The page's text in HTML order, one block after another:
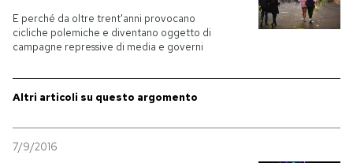
AREA PERSONALE
Entra
E perché da oltre trent'anni provocano
cicliche polemiche e diventano oggetto di
campagne repressive di media e governi
Altri articoli su questo argomento
7/9/2016